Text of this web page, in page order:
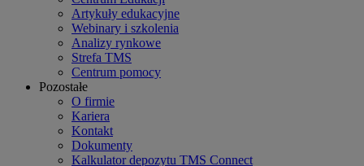
Artykuły edukacyjne
Webinary i szkolenia
Analizy rynkowe
Strefa TMS
Centrum pomocy
Pozostałe
O firmie
Kariera
Kontakt
Dokumenty
Kalkulator depozytu TMS Connect